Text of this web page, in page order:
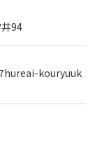
94
kouryuuk